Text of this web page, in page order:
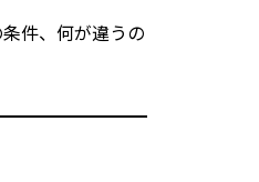
件、何が違うの